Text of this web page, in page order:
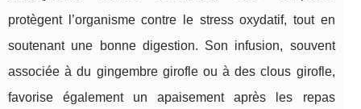
protègent l’organisme contre le stress oxydatif, tout en
soutenant une bonne digestion. Son infusion, souvent
associée à du gingembre girofle ou à des clous girofle,
favorise également un apaisement après les repas